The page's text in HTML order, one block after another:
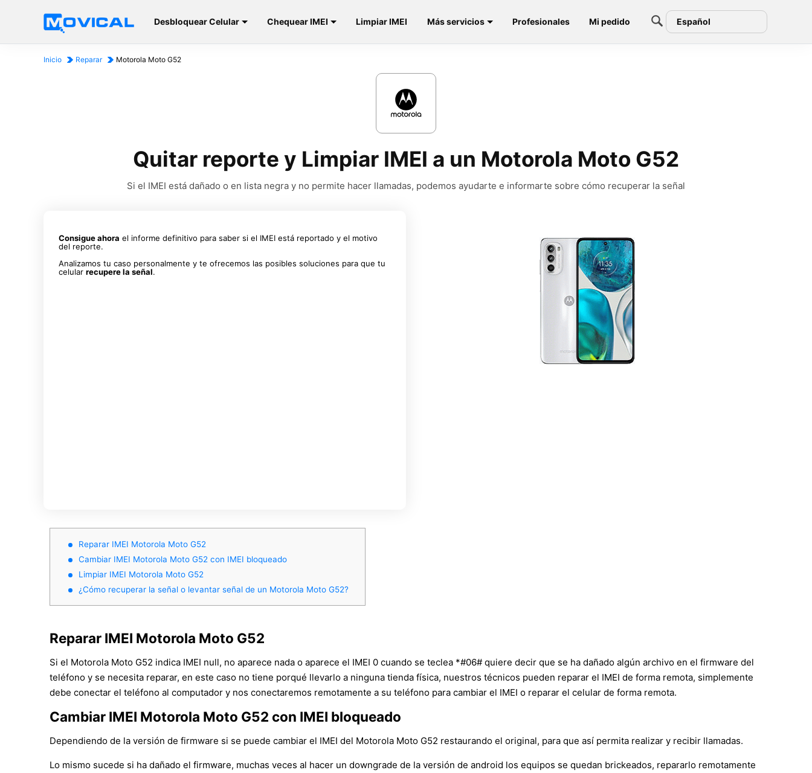
Desbloquear Celular Chequear IMEI Limpiar IMEI Más servicios Profesionales Mi pedido Español
Inicio Reparar Motorola Moto G52
Quitar reporte y Limpiar IMEI a un Motorola Moto G52
Si el IMEI está dañado o en lista negra y no permite hacer llamadas, podemos ayudarte e informarte sobre cómo recuperar la señal
Consigue ahora el informe definitivo para saber si el IMEI está reportado y el motivo
del reporte.
Analizamos tu caso personalmente y te ofrecemos las posibles soluciones para que tu
celular recupere la señal.
Reparar IMEI Motorola Moto G52
Cambiar IMEI Motorola Moto G52 con IMEI bloqueado
Limpiar IMEI Motorola Moto G52
¿Cómo recuperar la señal o levantar señal de un Motorola Moto G52?
Reparar IMEI Motorola Moto G52
Si el Motorola Moto G52 indica IMEI null, no aparece nada o aparece el IMEI 0 cuando se teclea *#06# quiere decir que se ha dañado algún archivo en el firmware del
teléfono y se necesita reparar, en este caso no tiene porqué llevarlo a ninguna tienda física, nuestros técnicos pueden reparar el IMEI de forma remota, simplemente
debe conectar el teléfono al computador y nos conectaremos remotamente a su teléfono para cambiar el IMEI o reparar el celular de forma remota.
Cambiar IMEI Motorola Moto G52 con IMEI bloqueado
Dependiendo de la versión de firmware si se puede cambiar el IMEI del Motorola Moto G52 restaurando el original, para que así permita realizar y recibir llamadas.
Lo mismo sucede si ha dañado el firmware, muchas veces al hacer un downgrade de la versión de android los equipos se quedan brickeados, repararlo remotamente